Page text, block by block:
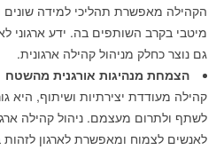
הקהילה מאפשרת תהליכי למידה
מיטבי בקרב השותפים בה. ידע ארגוני
גם נוצר כחלק מניהול קהילה ארגונית.
הצמחת מנהיגות אורגנית מהשטח
קהילה מעודדת יצירתיות ושיתוף, היא
לשתף ולתרום מעצמם. ניהול קהילה
לאנשים לצמוח ומאפשרת לארגון